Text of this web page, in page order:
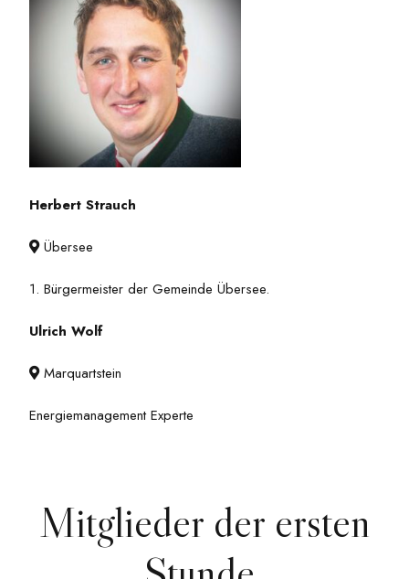
Herbert Strauch
Übersee
1. Bürgermeister der Gemeinde Übersee.
Ulrich Wolf
Marquartstein
Energiemanagement Experte
Mitglieder der ersten